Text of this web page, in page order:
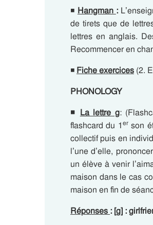
◾ Hangman :
de tirets que de
lettres en anglais.
Recommencer en
◾ Fiche exercices (2.
PHONOLOGY
◾ La lettre g:
flashcard du 1erson
collectif puis en
l’une d’elle,
un élève à venir
maison dans le cas
maison en fin de
Réponses : [g] :g